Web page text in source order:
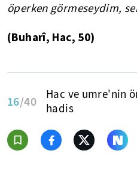
öperken görmeseydim,
(Buharî, Hac, 50)
16/40
Hac ve umre'nin
hadis